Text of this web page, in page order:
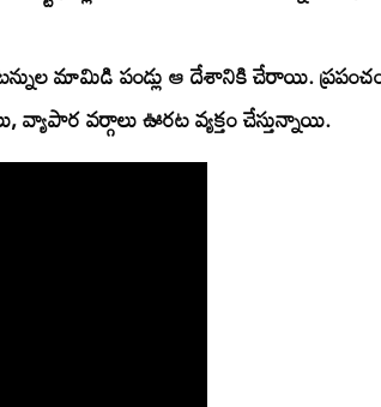
మామిడి పండ్లు ఆ దేశానికి చేరాయి.
వర్గాలు ఊరట వ్యక్తం చేస్తున్నాయి.